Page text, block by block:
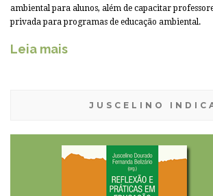
ambiental para alunos, além de capacitar
privada para programas de educação ambiental.
Leia mais
JUSCELINO